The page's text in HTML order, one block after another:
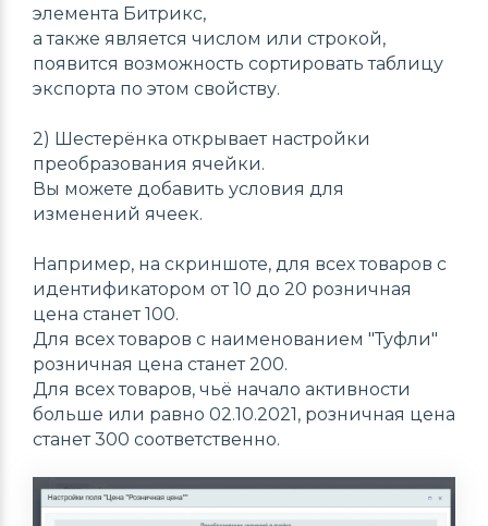
элемента Битрикс,
а также является числом или строкой,
появится возможность сортировать таблицу
экспорта по этом свойству.
2) Шестерёнка открывает настройки
преобразования ячейки.
Вы можете добавить условия для
изменений ячеек.
Например, на скриншоте, для всех товаров с
идентификатором от 10 до 20 розничная
цена станет 100.
Для всех товаров с наименованием "Туфли"
розничная цена станет 200.
Для всех товаров, чьё начало активности
больше или равно 02.10.2021, розничная цена
станет 300 соответственно.